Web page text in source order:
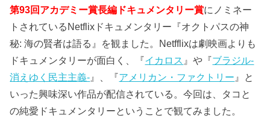
第93回アカデミー賞長編ドキュメンタリー賞にノミネー
トされているNetflixドキュメンタリー『オクトパスの神
秘: 海の賢者は語る』を観ました。Netfflixは劇映画よりも
ドキュメンタリーが面白く、『イカロス 』や『ブラジル-
消えゆく民主主義- 』、『アメリカン・ファクトリー 』と
いった興味深い作品が配信されている。今回は、タコと
の純愛ドキュメンタリーということで観てみました。